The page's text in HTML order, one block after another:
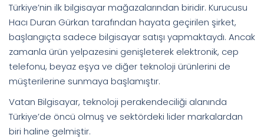
Türkiye’nin ilk bilgisayar mağazalarından biridir. Kurucusu
Hacı Duran Gürkan tarafından hayata geçirilen şirket,
başlangıçta sadece bilgisayar satışı yapmaktaydı. Ancak
zamanla ürün yelpazesini genişleterek elektronik, cep
telefonu, beyaz eşya ve diğer teknoloji ürünlerini de
müşterilerine sunmaya başlamıştır.
Vatan Bilgisayar, teknoloji perakendeciliği alanında
Türkiye’de öncü olmuş ve sektördeki lider markalardan
biri haline gelmiştir.